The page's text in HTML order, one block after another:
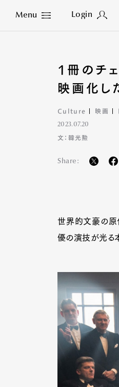
Menu Login
Close
1冊のチ
映画化し
Culture 映画
2023.07.20
文：韓光勲
Share:
世界的文豪の原
優の演技が光る